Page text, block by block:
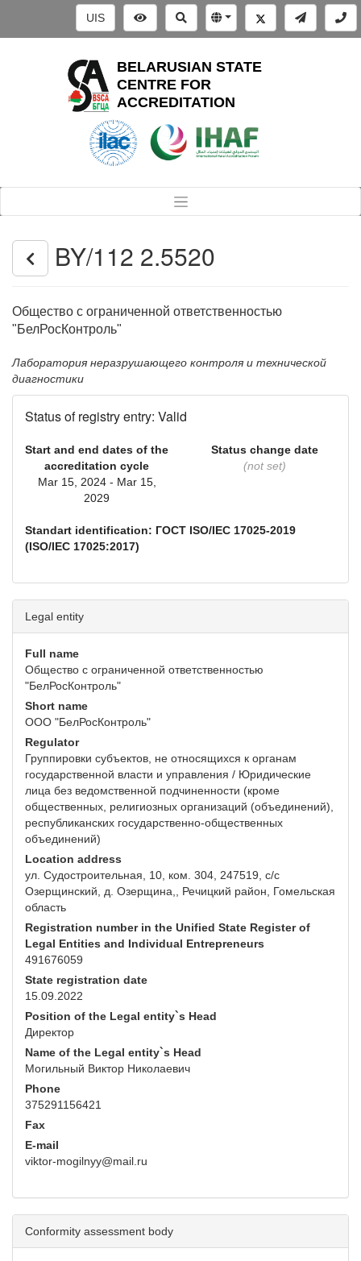
UIS
BELARUSIAN STATE
CENTRE FOR
ACCREDITATION
BY/112 2.5520
Общество с ограниченной ответственностью
"БелРосКонтроль"
Лаборатория неразрушающего контроля и технической
диагностики
Status of registry entry: Valid
Start and end dates of the
accreditation cycle
Mar 15, 2024 - Mar 15,
2029
Status change date
(not set)
Standart identification: ГОСТ ISO/IEC 17025-2019
(ISO/IEC 17025:2017)
Legal entity
Full name
Общество с ограниченной ответственностью
"БелРосКонтроль"
Short name
ООО "БелРосКонтроль"
Regulator
Группировки субъектов, не относящихся к органам
государственной власти и управления / Юридические
лица без ведомственной подчиненности (кроме
общественных, религиозных организаций (объединений),
республиканских государственно-общественных
объединений)
Location address
ул. Судостроительная, 10, ком. 304, 247519, с/с
Озерщинский, д. Озерщина,, Речицкий район, Гомельская
область
Registration number in the Unified State Register of
Legal Entities and Individual Entrepreneurs
491676059
State registration date
15.09.2022
Position of the Legal entity`s Head
Директор
Name of the Legal entity`s Head
Могильный Виктор Николаевич
Phone
375291156421
Fax
E-mail
viktor-mogilnyy@mail.ru
Conformity assessment body